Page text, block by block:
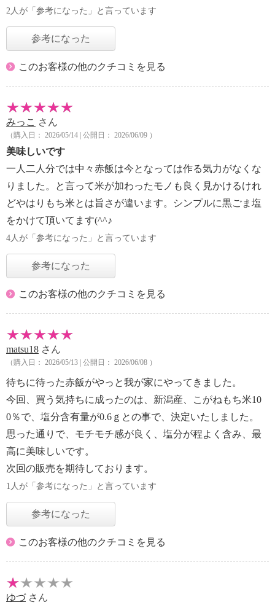
2人が「参考になった」と言っています
参考になった
このお客様の他のクチコミを見る
みっこ さん
（購入日： 2026/05/14 | 公開日： 2026/06/09 ）
美味しいです
一人二人分では中々赤飯は今となっては作る気力がなくな
りました。と言って米が加わったモノも良く見かけるけれ
どやはりもち米とは旨さが違います。シンプルに黒ごま塩
をかけて頂いてます(^^♪
4人が「参考になった」と言っています
参考になった
このお客様の他のクチコミを見る
matsu18 さん
（購入日： 2026/05/13 | 公開日： 2026/06/08 ）
待ちに待った赤飯がやっと我が家にやってきました。
今回、買う気持ちに成ったのは、新潟産、こがねもち米10
0％で、塩分含有量が0.6ｇとの事で、決定いたしました。
思った通りで、モチモチ感が良く、塩分が程よく含み、最
高に美味しいです。
次回の販売を期待しております。
1人が「参考になった」と言っています
参考になった
このお客様の他のクチコミを見る
ゆづさん